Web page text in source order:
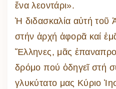
ἕνα λεοντάρι».
Ἡ διδασκαλία αὐτή τοῦ
στήν ἀρχή ἀφορᾶ καί
Ἕλληνες, μᾶς
δρόμο πού ὁδηγεῖ στή
γλυκύτατο μας Κύριο